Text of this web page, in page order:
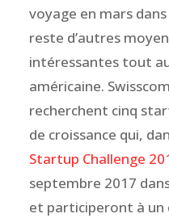
voyage en mars
reste d’autres
intéressantes tout
américaine.
recherchent cinq
de croissance qui,
Startup Challenge
septembre 2017
et participeront à un